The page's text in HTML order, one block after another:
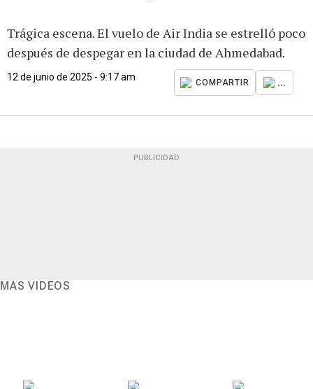
Trágica escena. El vuelo de Air India se estrelló poco
después de despegar en la ciudad de Ahmedabad.
12 de junio de 2025 - 9:17 am
COMPARTIR ...
PUBLICIDAD
MÁS VIDEOS